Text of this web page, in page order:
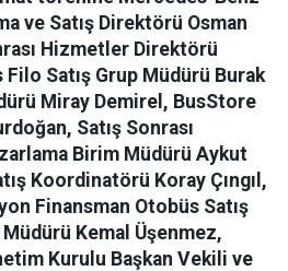
ve Satış Direktörü Osman
Hizmetler Direktörü
Satış Grup Müdürü Burak
Miray Demirel, BusStore
Satış Sonrası
Birim Müdürü Aykut
Koordinatörü Koray Çıngıl,
Finansman Otobüs Satış
Kemal Üşenmez,
Kurulu Başkan Vekili ve